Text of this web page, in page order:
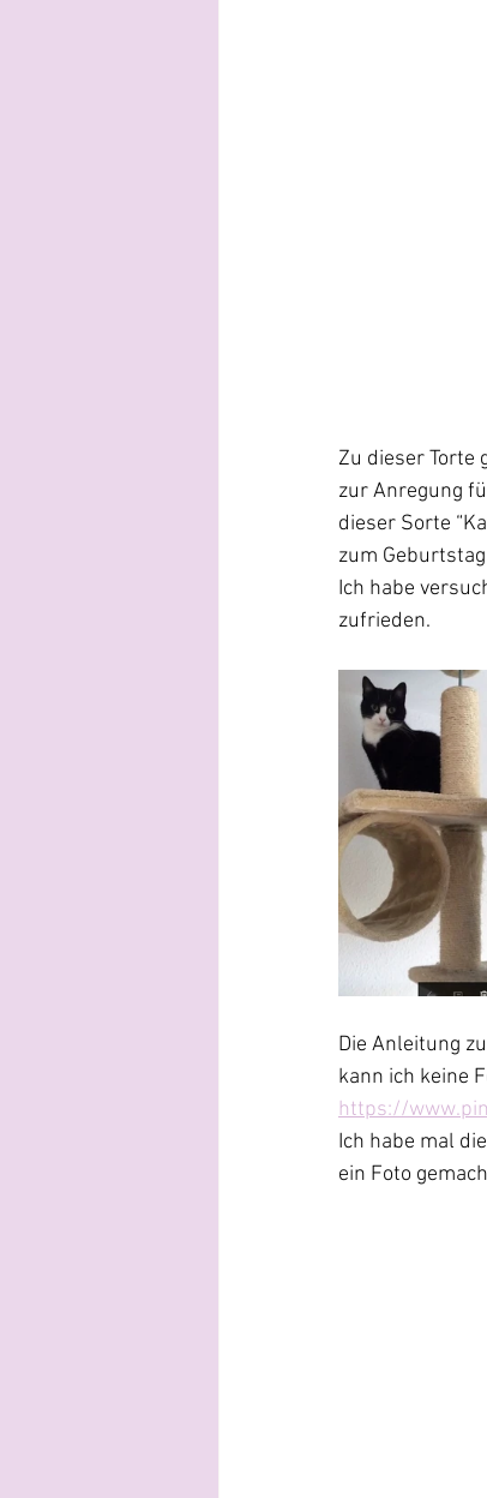
Zu dieser Torte
zur Anregung
dieser Sorte
zum
Ich habe
zufrieden.
Die Anleitung
kann ich keine
https://
Ich habe mal
ein Foto